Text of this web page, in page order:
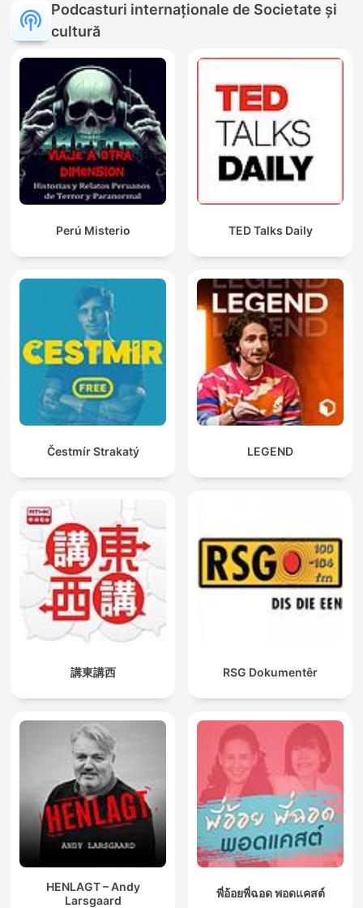
Podcasturi internaționale de Societate și
cultură
Perú Misterio TED Talks Daily
Čestmír Strakatý LEGEND
講東講西 RSG Dokumentêr
HENLAGT – Andy
Larsgaard
พี่อ้อยพี่ฉอด พอดแคสต์